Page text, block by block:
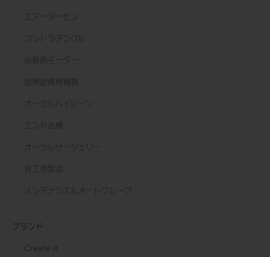
エアータービン
コントラアングル
治療用モーター
訪問診療用機器
オーラルハイジーン
エンド治療
オーラルサージェリー
技工用製品
メンテナンス＆オートクレーブ
ブランド
Create it